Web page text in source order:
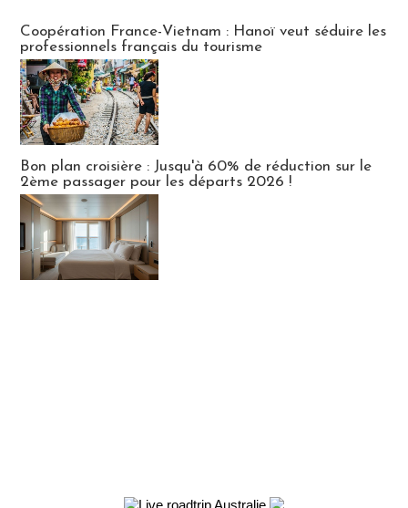
Coopération France-Vietnam : Hanoï veut séduire les
professionnels français du tourisme
Bon plan croisière : Jusqu'à 60% de réduction sur le
2ème passager pour les départs 2026 !